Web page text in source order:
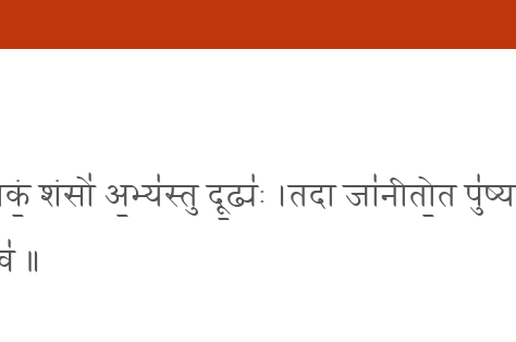
शंसो॑ अ॒भ्य॑स्तु दू॒ढ्य॑ः ।तदा जा॑नीतो॒त
॥